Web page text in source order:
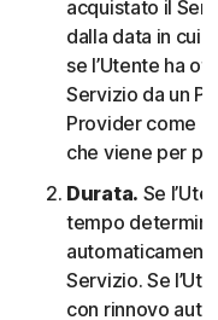
acquistato il
dalla data in cui
se l’Utente ha
Servizio da un
Provider come
che viene per
Durata. Se
tempo
Servizio. Se
con rinnovo